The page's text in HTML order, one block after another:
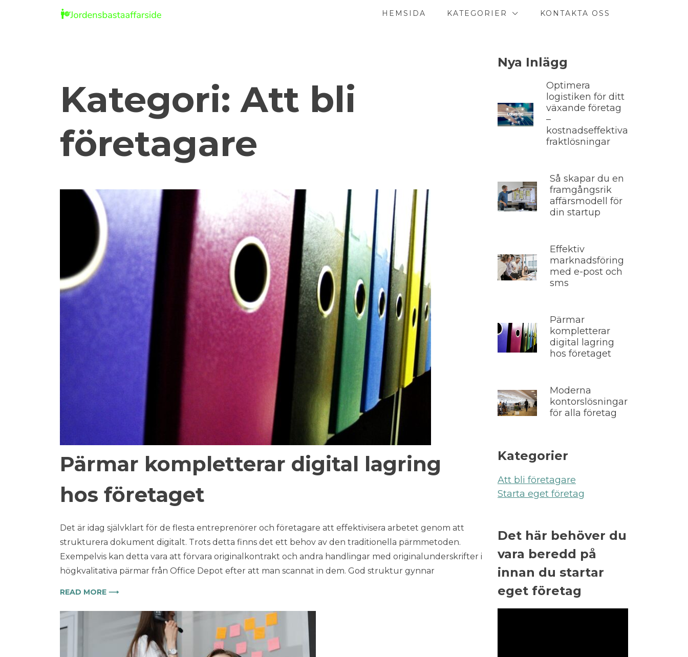
HEMSIDA KATEGORIER KONTAKTA OSS
Kategori:Att bli
företagare
Pärmar kompletterar digital lagring
hos företaget
Det är idag självklart för de flesta entreprenörer och företagare att effektivisera arbetet genom att
strukturera dokument digitalt. Trots detta finns det ett behov av den traditionella pärmmetoden.
Exempelvis kan detta vara att förvara originalkontrakt och andra handlingar med originalunderskrifter i
högkvalitativa pärmar från Office Depot efter att man scannat in dem. God struktur gynnar
READ MORE ⟶
Nya Inlägg
Optimera
logistiken för ditt
växande företag
–
kostnadseffektiva
fraktlösningar
Så skapar du en
framgångsrik
affärsmodell för
din startup
Effektiv
marknadsföring
med e-post och
sms
Pärmar
kompletterar
digital lagring
hos företaget
Moderna
kontorslösningar
för alla företag
Kategorier
Att bli företagare
Starta eget företag
Det här behöver du
vara beredd på
innan du startar
eget företag